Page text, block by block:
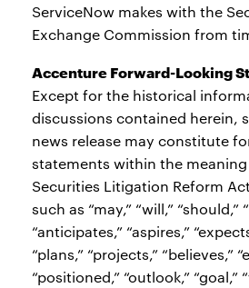
ServiceNow makes with the
Exchange Commission from
Accenture Forward-Looking
Except for the historical
discussions contained herein,
news release may constitute
statements within the
Securities Litigation Reform
such as “may,” “will,” “should,”
“anticipates,” “aspires,”
“plans,” “projects,” “believes,”
“positioned,” “outlook,”